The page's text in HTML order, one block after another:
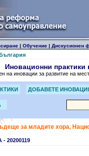
| Обучение| Дискусионен
Иновационни практики
на иновации за развитие на
ДОБАВЕТЕ
за младите хора,
20200119